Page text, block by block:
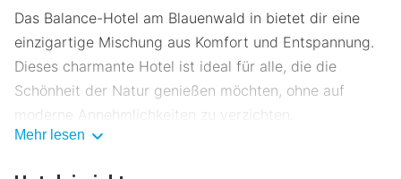
Das Balance-Hotel am Blauenwald in bietet dir eine
einzigartige Mischung aus Komfort und Entspannung.
Dieses charmante Hotel ist ideal für alle, die die
Schönheit der Natur genießen möchten, ohne auf
moderne Annehmlichkeiten zu verzichten.
Mehr lesen